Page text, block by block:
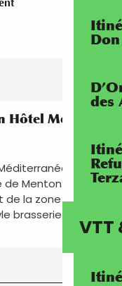
des
VTT
Hôtel
89
Menton à 3
la zone piétonne.
brasserie...